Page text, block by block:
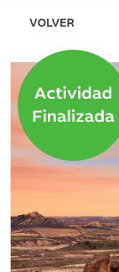
VOLVER